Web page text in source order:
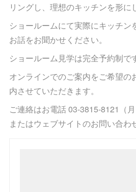
リングし、理想のキッチンを形に
ショールームにて実際にキッチン
お話をお聞かせください。
ショールーム見学は完全予約制で
オンラインでのご案内をご希望の
内させていただきます。
ご連絡はお電話 03-3815-8121（
またはウェブサイトのお問い合わ